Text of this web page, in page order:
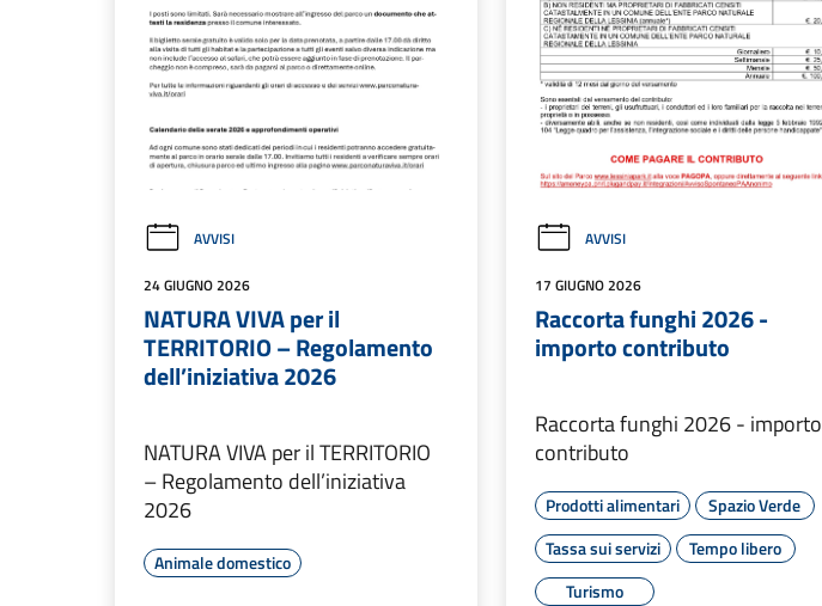
AVVISI
24 GIUGNO 2026
NATURA VIVA per il
TERRITORIO – Regolamento
dell’iniziativa 2026
NATURA VIVA per il TERRITORIO
– Regolamento dell’iniziativa
2026
Animale domestico
AVVISI
17 GIUGNO 2026
Raccorta funghi 2026 -
importo contributo
Raccorta funghi 2026 - importo
contributo
Prodotti alimentari
Spazio Verde
Tassa sui servizi
Tempo libero
Turismo